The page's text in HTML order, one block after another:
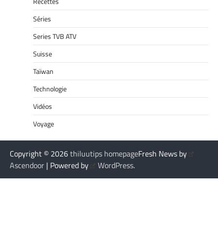
Séries
Series TVB ATV
Suisse
Taïwan
Technologie
Vidéos
Voyage
Copyright © 2026thiluutips homepageFresh News by
Ascendoor | Powered by WordPress.